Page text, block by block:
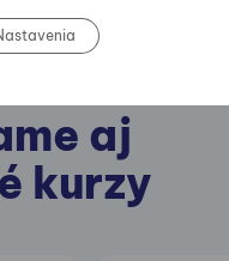
aj
kurzy